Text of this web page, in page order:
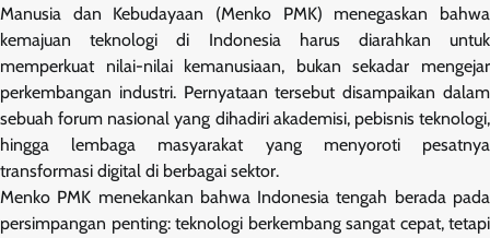
Manusia dan Kebudayaan (Menko PMK) menegaskan bahwa
kemajuan teknologi di Indonesia harus diarahkan untuk
memperkuat nilai-nilai kemanusiaan, bukan sekadar mengejar
perkembangan industri. Pernyataan tersebut disampaikan dalam
sebuah forum nasional yang dihadiri akademisi, pebisnis teknologi,
hingga lembaga masyarakat yang menyoroti pesatnya
transformasi digital di berbagai sektor.
Menko PMK menekankan bahwa Indonesia tengah berada pada
persimpangan penting: teknologi berkembang sangat cepat, tetapi